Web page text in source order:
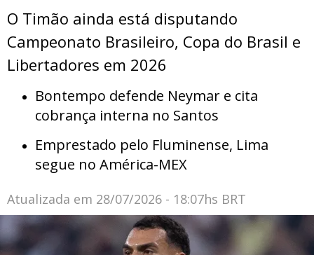
O Timão ainda está disputando
Campeonato Brasileiro, Copa do Brasil e
Libertadores em 2026
Bontempo defende Neymar e cita
cobrança interna no Santos
Emprestado pelo Fluminense, Lima
segue no América-MEX
Atualizada em 28/07/2026 - 18:07hs BRT